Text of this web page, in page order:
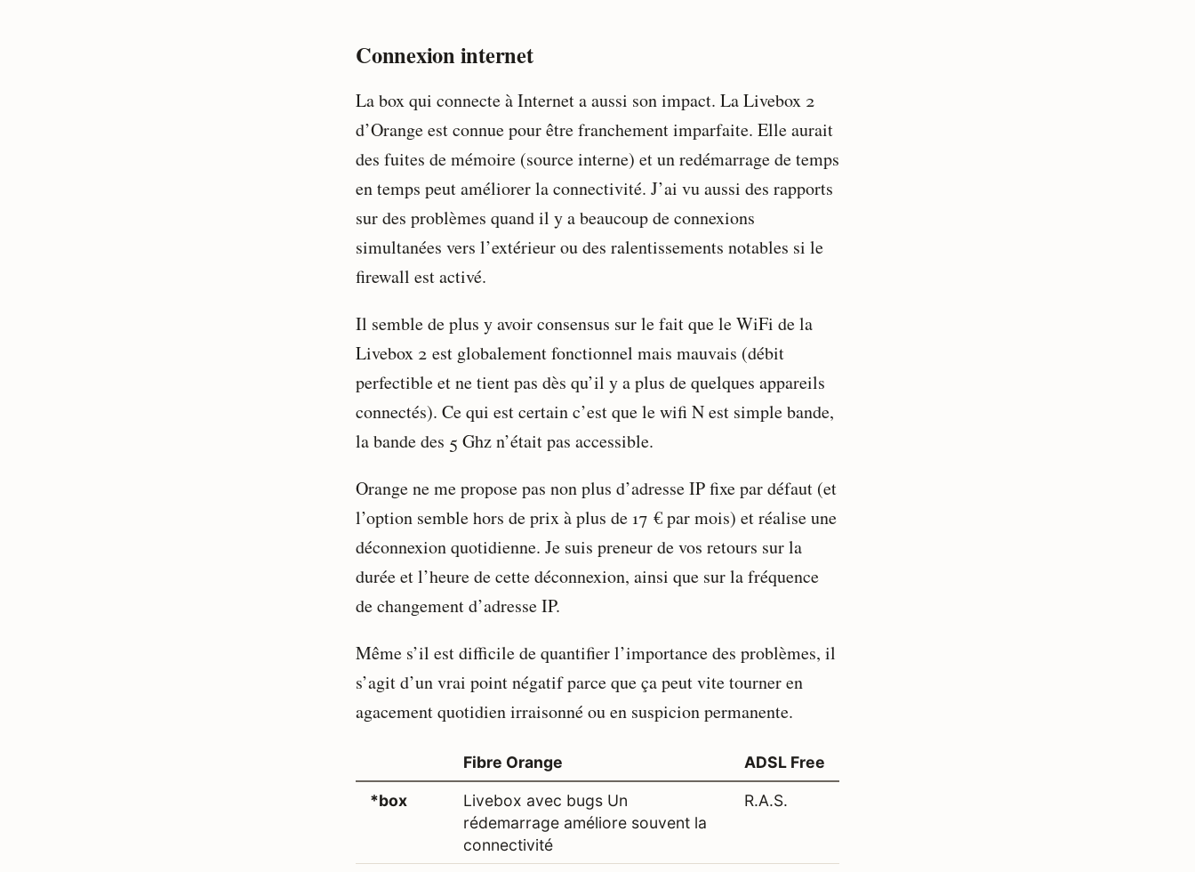
Connexion internet
La box qui connecte à Internet a aussi son impact. La Livebox 2
d’Orange est connue pour être franchement imparfaite. Elle aurait
des fuites de mémoire (source interne) et un redémarrage de temps
en temps peut améliorer la connectivité. J’ai vu aussi des rapports
sur des problèmes quand il y a beaucoup de connexions
simultanées vers l’extérieur ou des ralentissements notables si le
firewall est activé.
Il semble de plus y avoir consensus sur le fait que le WiFi de la
Livebox 2 est globalement fonctionnel mais mauvais (débit
perfectible et ne tient pas dès qu’il y a plus de quelques appareils
connectés). Ce qui est certain c’est que le wifi N est simple bande,
la bande des 5 Ghz n’était pas accessible.
Orange ne me propose pas non plus d’adresse IP fixe par défaut (et
l’option semble hors de prix à plus de 17 € par mois) et réalise une
déconnexion quotidienne. Je suis preneur de vos retours sur la
durée et l’heure de cette déconnexion, ainsi que sur la fréquence
de changement d’adresse IP.
Même s’il est difficile de quantifier l’importance des problèmes, il
s’agit d’un vrai point négatif parce que ça peut vite tourner en
agacement quotidien irraisonné ou en suspicion permanente.
Fibre Orange ADSL Free
*box
Livebox avec bugs Un
rédemarrage améliore souvent la
connectivité
R.A.S.